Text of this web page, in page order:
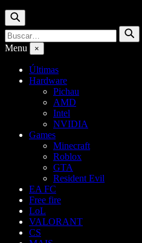
Buscar
Buscar
por:
Menu ×
Últimas
Hardware
Pichau
AMD
Intel
NVIDIA
Games
Minecraft
Roblox
GTA
Resident Evil
EA FC
Free fire
LoL
VALORANT
CS